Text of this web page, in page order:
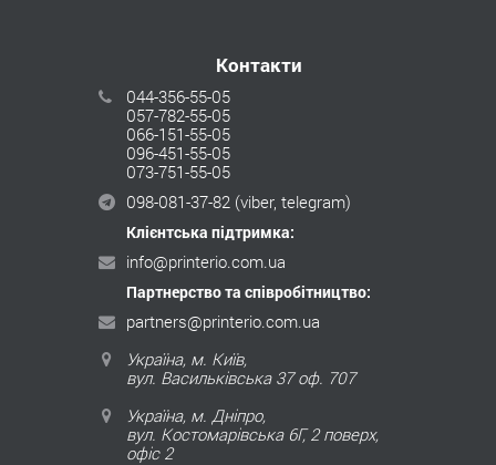
Контакти
044-356-55-05
057-782-55-05
066-151-55-05
096-451-55-05
073-751-55-05
098-081-37-82 (viber, telegram)
Клієнтська підтримка:
info@printerio.com.ua
Партнерство та співробітництво:
partners@printerio.com.ua
Україна, м. Київ,
вул. Васильківська 37 оф. 707
Україна, м. Дніпро,
вул. Костомарівська 6Г, 2 поверх,
офіс 2